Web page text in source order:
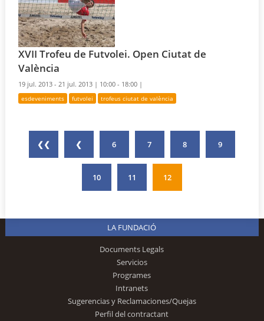
XVII Trofeu de Futvolei. Open Ciutat de
València
19 jul. 2013 - 21 jul. 2013 | 10:00 - 18:00 |
esdeveniments futvolei trofeus ciutat de valència
❮❮ ❮ 6 7 8 9
10 11 12
LA FUNDACIÓ
Documents Legals
Servicios
Programes
Intranets
Sugerencias y Reclamaciones/Quejas
Perfil del contractant